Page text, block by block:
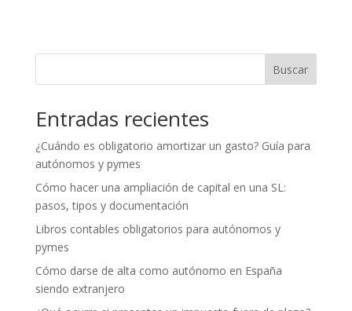
Buscar
Entradas recientes
¿Cuándo es obligatorio amortizar un gasto? Guía para
autónomos y pymes
Cómo hacer una ampliación de capital en una SL:
pasos, tipos y documentación
Libros contables obligatorios para autónomos y
pymes
Cómo darse de alta como autónomo en España
siendo extranjero